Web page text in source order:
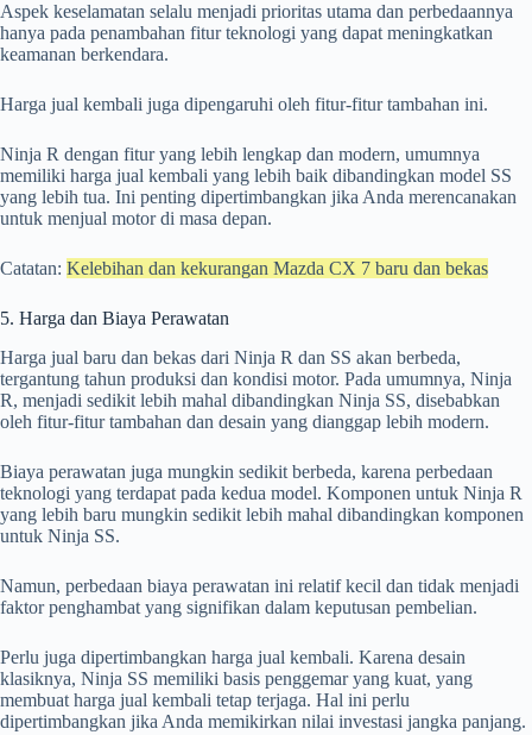
Aspek keselamatan selalu menjadi prioritas utama dan perbedaannya
hanya pada penambahan fitur teknologi yang dapat meningkatkan
keamanan berkendara.
Harga jual kembali juga dipengaruhi oleh fitur-fitur tambahan ini.
Ninja R dengan fitur yang lebih lengkap dan modern, umumnya
memiliki harga jual kembali yang lebih baik dibandingkan model SS
yang lebih tua. Ini penting dipertimbangkan jika Anda merencanakan
untuk menjual motor di masa depan.
Catatan: Kelebihan dan kekurangan Mazda CX 7 baru dan bekas
5. Harga dan Biaya Perawatan
Harga jual baru dan bekas dari Ninja R dan SS akan berbeda,
tergantung tahun produksi dan kondisi motor. Pada umumnya, Ninja
R, menjadi sedikit lebih mahal dibandingkan Ninja SS, disebabkan
oleh fitur-fitur tambahan dan desain yang dianggap lebih modern.
Biaya perawatan juga mungkin sedikit berbeda, karena perbedaan
teknologi yang terdapat pada kedua model. Komponen untuk Ninja R
yang lebih baru mungkin sedikit lebih mahal dibandingkan komponen
untuk Ninja SS.
Namun, perbedaan biaya perawatan ini relatif kecil dan tidak menjadi
faktor penghambat yang signifikan dalam keputusan pembelian.
Perlu juga dipertimbangkan harga jual kembali. Karena desain
klasiknya, Ninja SS memiliki basis penggemar yang kuat, yang
membuat harga jual kembali tetap terjaga. Hal ini perlu
dipertimbangkan jika Anda memikirkan nilai investasi jangka panjang.